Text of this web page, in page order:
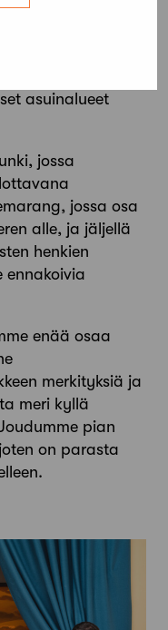
kartoin,
merenpinta
asuinalueet
jossa
jossa osa
alle, ja jäljellä
henkien
ennakoivia
enää osaa
merkityksiä ja
meri kyllä
pian
on parasta